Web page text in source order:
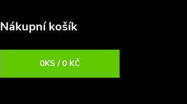
Nákupní košík
0KS /0 KČ